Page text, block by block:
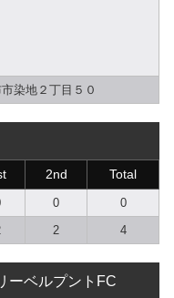
染地２丁目５０
2nd Total
0
0
2 4
ーベルプントFC